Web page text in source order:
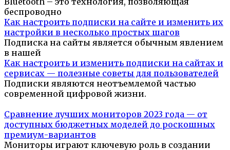
беспроводно
Как настроить подписки на сайте и изменить их
настройки в несколько простых шагов
Подписка на сайты является обычным явлением
в нашей
Как настроить и изменить подписки на сайтах и
сервисах — полезные советы для пользователей
Подписки являются неотъемлемой частью
современной цифровой жизни.
Сравнение лучших мониторов 2023 года — от
доступных бюджетных моделей до роскошных
премиум-вариантов
Мониторы играют ключевую роль в создании